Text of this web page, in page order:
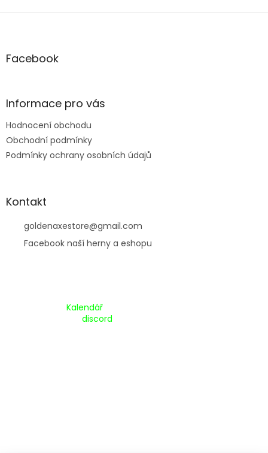
Z
aFacebook
Informace pro vás
Hodnocení obchodu
Obchodní podmínky
Podmínky ochrany osobních údajů
Kontakt
goldenaxestore@gmail.com
Facebook naší herny a eshopu
Kalendář
discord